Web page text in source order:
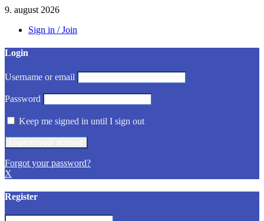
9. august 2026
Sign in / Join
Login
Username or email
Password
Keep me signed in until I sign out
Forgot your password?
X
Register